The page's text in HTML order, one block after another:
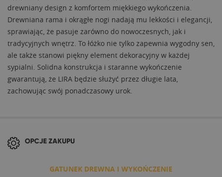
drewniany design z komfortem miękkiego wykończenia.
Drewniana rama i okrągłe nogi nadają mu lekkości i elegancji,
sprawiając, że pasuje zarówno do nowoczesnych, jak i
tradycyjnych wnętrz. To łóżko nie tylko zapewnia wygodny sen,
ale także stanowi piękny element dekoracyjny w każdej
sypialni. Solidna konstrukcja i staranne wykończenie
gwarantują, że LIRA będzie służyć przez długie lata,
zachowując swój ponadczasowy urok.
OPCJE ZAKUPU
GATUNEK DREWNA I WYKOŃCZENIE